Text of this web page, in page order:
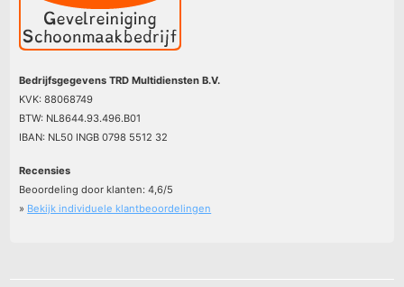
Bedrijfsgegevens TRD Multidiensten B.V.
KVK: 88068749
BTW: NL8644.93.496.B01
IBAN: NL50 INGB 0798 5512 32
Recensies
Beoordeling door klanten:4,6/5
» Bekijk individuele klantbeoordelingen